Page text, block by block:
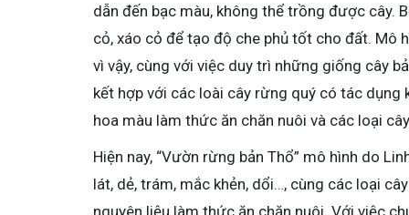
dẫn đến bạc màu, không thể trồng được cây.
cỏ, xáo cỏ để tạo độ che phủ tốt cho đất. Mô
vì vậy, cùng với việc duy trì những giống cây
kết hợp với các loài cây rừng quý có tác
hoa màu làm thức ăn chăn nuôi và các loại
Hiện nay, “Vườn rừng bản Thổ” mô hình do
lát, dẻ, trám, mắc khẻn, dổi…, cùng các loại
nguyên liệu làm thức ăn chăn nuôi. Với việc